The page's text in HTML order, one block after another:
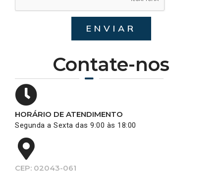
Contate-nos
HORÁRIO DE ATENDIMENTO
Segunda a Sexta das 9:00 às 18:00
CEP: 02043-061
ENVIAR